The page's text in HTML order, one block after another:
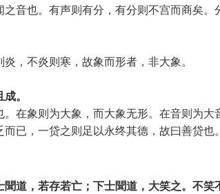
音也。有声则有分，有分则不宫而商矣。
，不炎则寒，故象而形者，非大象。
。
。在象则为大象，而大象无形。在音则为
已，一贷之则足以永终其德，故曰善贷也。
道，若存若亡；下士聞道，大笑之。不笑